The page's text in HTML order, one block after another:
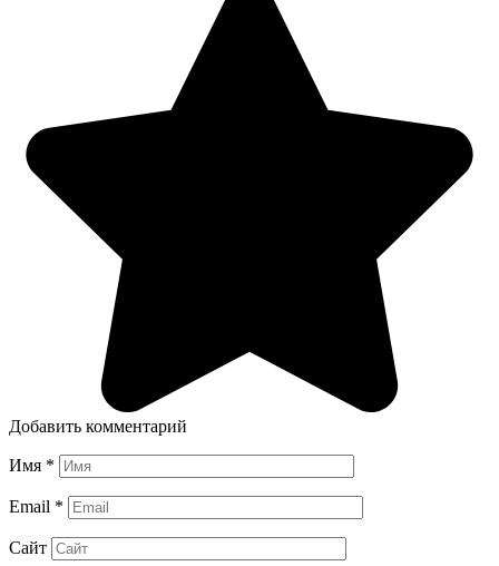
Добавить комментарий
Имя *
Email *
Сайт